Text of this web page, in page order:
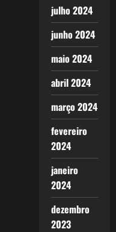
julho 2024
junho 2024
maio 2024
abril 2024
março 2024
fevereiro
2024
janeiro
2024
dezembro
2023